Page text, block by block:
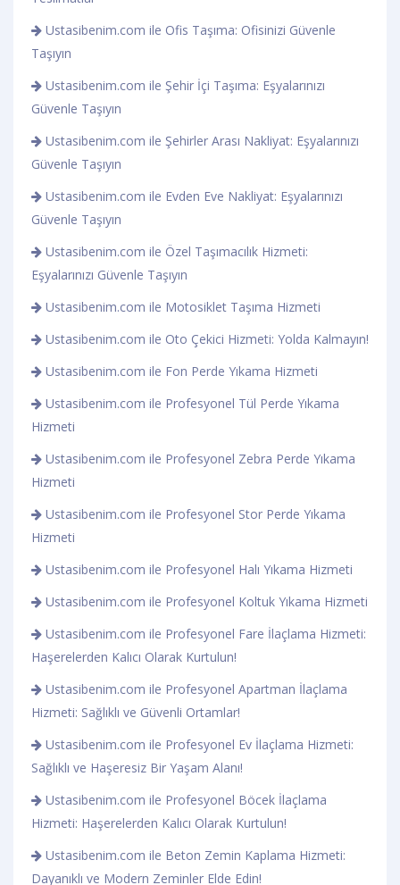
Ustasibenim.com ile Ofis Taşıma: Ofisinizi Güvenle
Taşıyın
Ustasibenim.com ile Şehir İçi Taşıma: Eşyalarınızı
Güvenle Taşıyın
Ustasibenim.com ile Şehirler Arası Nakliyat: Eşyalarınızı
Güvenle Taşıyın
Ustasibenim.com ile Evden Eve Nakliyat: Eşyalarınızı
Güvenle Taşıyın
Ustasibenim.com ile Özel Taşımacılık Hizmeti:
Eşyalarınızı Güvenle Taşıyın
Ustasibenim.com ile Motosiklet Taşıma Hizmeti
Ustasibenim.com ile Oto Çekici Hizmeti: Yolda Kalmayın!
Ustasibenim.com ile Fon Perde Yıkama Hizmeti
Ustasibenim.com ile Profesyonel Tül Perde Yıkama
Hizmeti
Ustasibenim.com ile Profesyonel Zebra Perde Yıkama
Hizmeti
Ustasibenim.com ile Profesyonel Stor Perde Yıkama
Hizmeti
Ustasibenim.com ile Profesyonel Halı Yıkama Hizmeti
Ustasibenim.com ile Profesyonel Koltuk Yıkama Hizmeti
Ustasibenim.com ile Profesyonel Fare İlaçlama Hizmeti:
Haşerelerden Kalıcı Olarak Kurtulun!
Ustasibenim.com ile Profesyonel Apartman İlaçlama
Hizmeti: Sağlıklı ve Güvenli Ortamlar!
Ustasibenim.com ile Profesyonel Ev İlaçlama Hizmeti:
Sağlıklı ve Haşeresiz Bir Yaşam Alanı!
Ustasibenim.com ile Profesyonel Böcek İlaçlama
Hizmeti: Haşerelerden Kalıcı Olarak Kurtulun!
Ustasibenim.com ile Beton Zemin Kaplama Hizmeti:
Dayanıklı ve Modern Zeminler Elde Edin!